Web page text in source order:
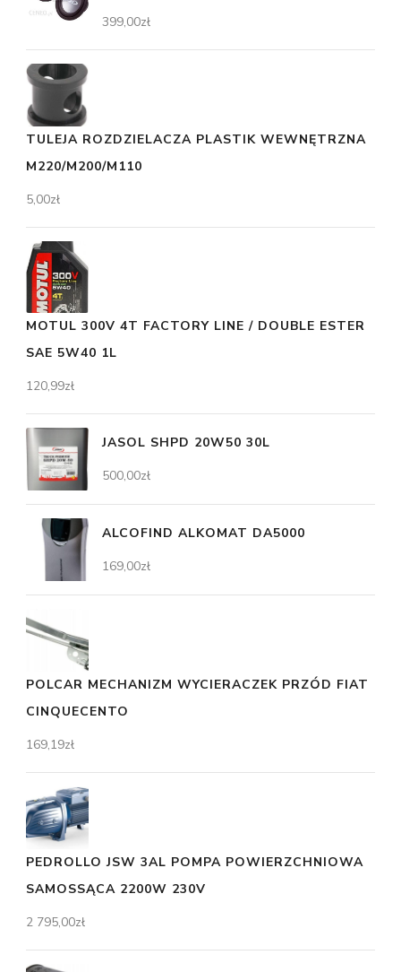
399,00zł
TULEJA ROZDZIELACZA PLASTIK WEWNĘTRZNA
M220/M200/M110
5,00zł
MOTUL 300V 4T FACTORY LINE / DOUBLE ESTER
SAE 5W40 1L
120,99zł
JASOL SHPD 20W50 30L
500,00zł
ALCOFIND ALKOMAT DA5000
169,00zł
POLCAR MECHANIZM WYCIERACZEK PRZÓD FIAT
CINQUECENTO
169,19zł
PEDROLLO JSW 3AL POMPA POWIERZCHNIOWA
SAMOSSĄCA 2200W 230V
2 795,00zł